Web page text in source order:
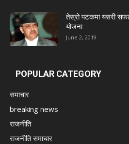
तेस्रो पटकमा यसरी
योजना
June 2, 2019
POPULAR CATEGORY
समाचार
breaking news
राजनीति
राजनीति समाचार